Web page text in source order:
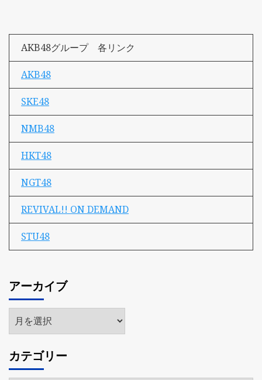
AKB48グループ 各リンク
AKB48
SKE48
NMB48
HKT48
NGT48
REVIVAL!! ON DEMAND
STU48
アーカイブ
ア
ー
イ
ブ
カテゴリー